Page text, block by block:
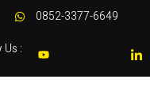
0852-3377-6649
: